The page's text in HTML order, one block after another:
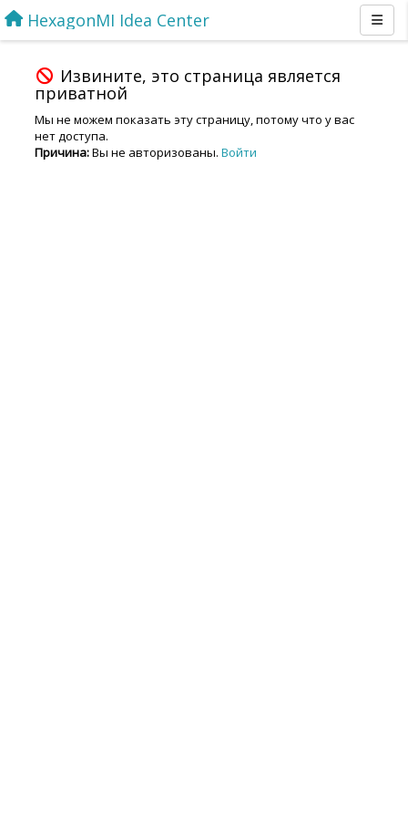
HexagonMI Idea Center
Извините, это страница является
приватной
Мы не можем показать эту страницу, потому что у вас
нет доступа.
Причина:Вы не авторизованы. Войти